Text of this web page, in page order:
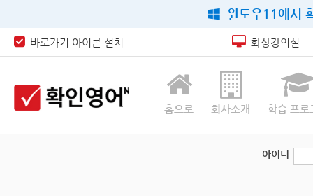
윈도우11에서
바로가기 아이콘 설치 화상강의실
홈으로 회사소개 학습 프로
아이디